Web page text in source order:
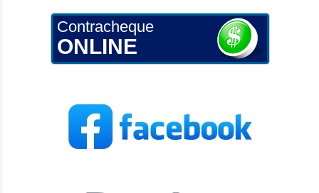
Contracheque
ONLINE